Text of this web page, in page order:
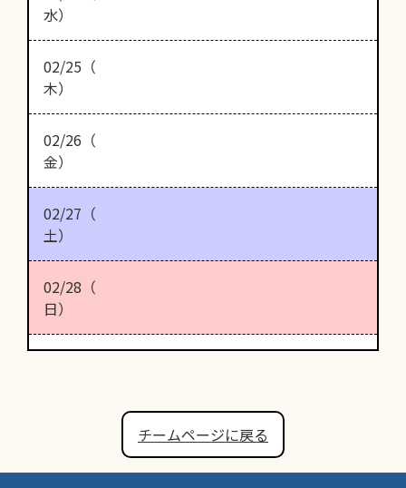
水）
02/25（
木）
02/26（
金）
02/27（
土）
02/28（
日）
チームページに戻る